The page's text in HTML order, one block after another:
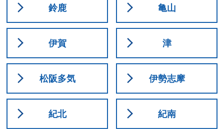
鈴鹿 亀山
伊賀 津
松阪多気 伊勢志摩
紀北 紀南